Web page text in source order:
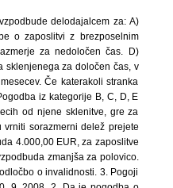
poravnave, likvidaciji ali stečaju. 12. Predčasna odpoved pogodbe Za predčasno odpoved pogodbe gre v primeru, če pogodba o zaposlitvi invalida preneha pred potekom 12 mesecev (pri prejemu sredstev za kategorijo A) oziroma 36 mesecev (pri prejemu sredstev za kategorije B, C, D, E). Delodajalci, ki bodo prejeli denarna sredstva po tem razpisu, bodo dolžni Sklad obvestiti o predčasni odpovedi pogodbe o zaposlitvi invalida. Delodajalec mora Sklad v 15 dneh obvestiti o predčasni odpovedi pogodbe, ter mu v nadaljnjih 15 dneh vrniti sorazmerni del prejetih sredstev, ne glede na razlog odpovedi in ne glede na pogodbeno stranko, ki je pogodbo prekinila. Po preteku roka za vračilo tečejo zakonite zamudne obresti. Sorazmerni del sredstev se za kategorijo A izračuna tako, da se znesek 10,96 EUR pomnoži s številom dni, ki so preostali do preteka najkrajše dobe invalidove zaposlitve, ki znaša 365 dni. Sorazmerni del sredstev za kategorije B, C in D se izračuna tako, da se znesek 10,96 EUR pomnoži s številom dni, ki so preostali do preteka najkrajše dobe invalidove zaposlitve, ki znaša 1095 dni. Sorazmerni del sredstev za kategorije E se izračuna tako, da se znesek 3,65 EUR pomnoži s številom dni, ki so preostali do preteka najkrajše dobe invalidove zaposlitve, ki znaša 1095 dni. Če delodajalec zaposli invalida za polovični delovni čas, čeprav je zaposljiv za polni delovni čas in zato pridobi samo polovico sredstev iz druge točke, se zneski iz četrtega, petega in šestega odstavka dvanajste točke zmanjšajo za polovico. 13. Garancija za vračilo sorazmernega dela prejetih sredstev v primeru predčasne prekinitve pogodbe: delodajalec mora ob podpisu pogodbe o financiranju vzpodbujanja zaposlovanja invalidov, ki jo bo sklenil s Skladom, le-temu posredovati garancijo za izpolnitev pogoja najkrajšega trajanja invalidove zaposlitve. Pri vzpodbudah do 40.000 EUR, mora delodajalec posredovati tri bianco menice z ustreznimi izjavami, ki se bodo glasile na Sklad, pri vzpodbudah 40.000 EUR ali več, pa bančno garancijo. 14. Razpisna dokumentacija in dodatne informacije Razpisno dokumentacijo lahko zainteresirani dobijo na spletnih straneh Sklada http://www.svzi.gov.si ali v času uradnih ur (v ponedeljek in petek od 9. do 12. ure ter v sredo od 9. do 12. ure in 14. do 16. ure) osebno na sedežu Sklada – Zemljemerska 12, Ljubljana, 6. nadstropje. Vprašanja v zvezi z razpisom lahko zainteresirani naslovijo n